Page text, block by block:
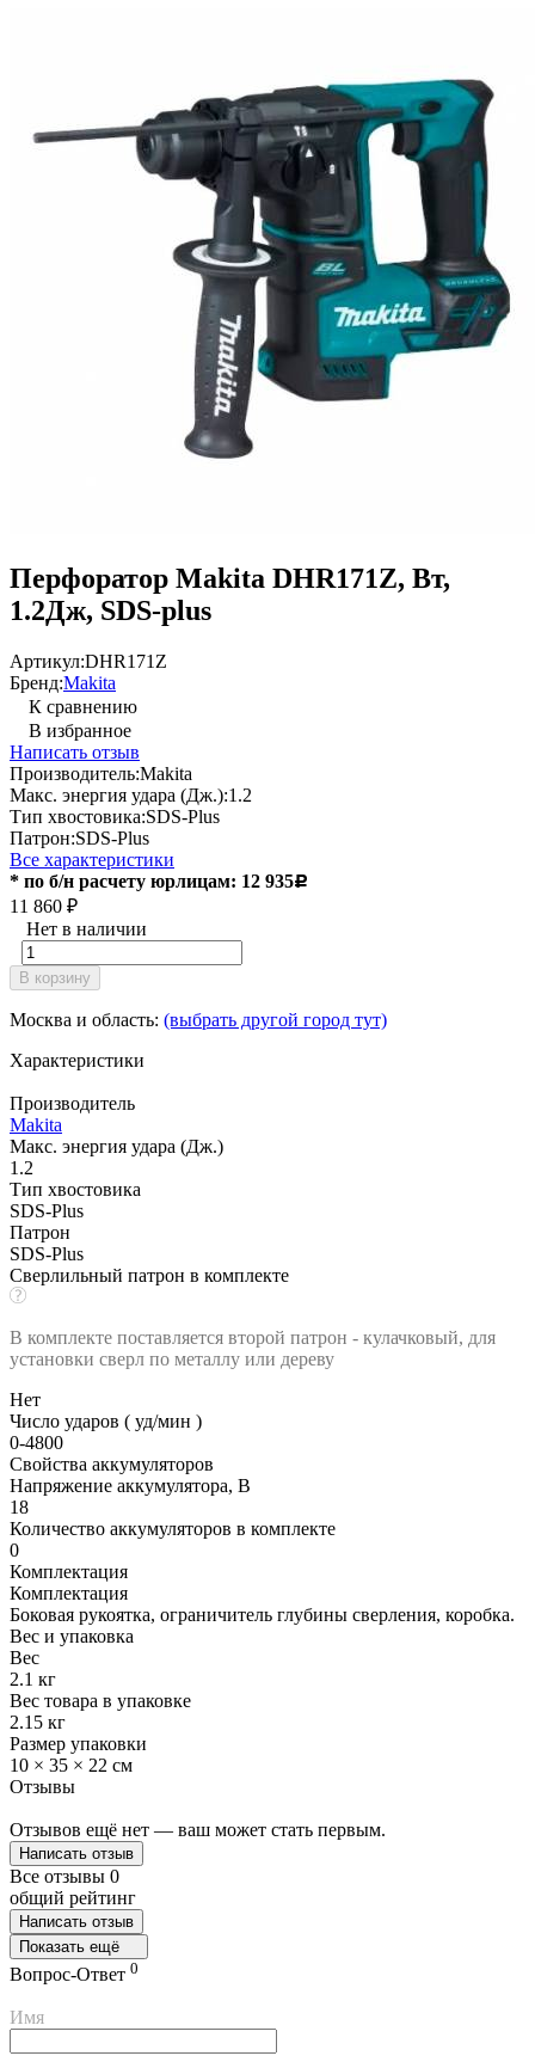
Перфоратор Makita DHR171Z, Вт,
1.2Дж, SDS-plus
Артикул:DHR171Z
Бренд:Makita
К сравнению
В избранное
Написать отзыв
Производитель:Makita
Макс. энергия удара (Дж.):1.2
Тип хвостовика:SDS-Plus
Патрон:SDS-Plus
Все характеристики
* по б/н расчету юрлицам: 12 935Р
11 860 ₽
Нет в наличии
В корзину
Москва и область: (выбрать другой город тут)
Характеристики
Производитель
Makita
Макс. энергия удара (Дж.)
1.2
Тип хвостовика
SDS-Plus
Патрон
SDS-Plus
Сверлильный патрон в комплекте
В комплекте поставляется второй патрон - кулачковый, для
установки сверл по металлу или дереву
Нет
Число ударов ( уд/мин )
0-4800
Свойства аккумуляторов
Напряжение аккумулятора, В
18
Количество аккумуляторов в комплекте
0
Комплектация
Комплектация
Боковая рукоятка, ограничитель глубины сверления, коробка.
Вес и упаковка
Вес
2.1 кг
Вес товара в упаковке
2.15 кг
Размер упаковки
10 × 35 × 22 см
Отзывы
Отзывов ещё нет — ваш может стать первым.
Написать отзыв
Все отзывы 0
общий рейтинг
Написать отзыв
Показать ещё
Вопрос-Ответ 0
Имя